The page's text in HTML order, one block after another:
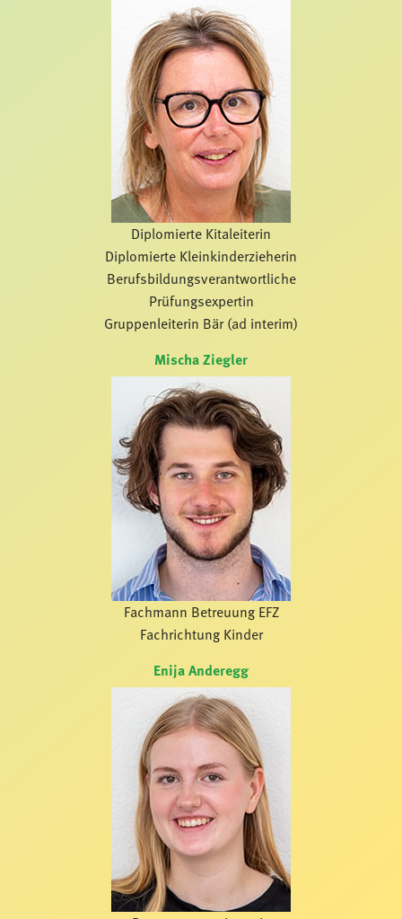
Diplomierte Kitaleiterin
Diplomierte Kleinkinderzieherin
Berufsbildungsverantwortliche
Prüfungsexpertin
Gruppenleiterin Bär (ad interim)
Mischa Ziegler
Fachmann Betreuung EFZ
Fachrichtung Kinder
Enija Anderegg